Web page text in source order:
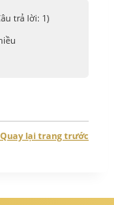
trả lời: 1)
lại trang trước